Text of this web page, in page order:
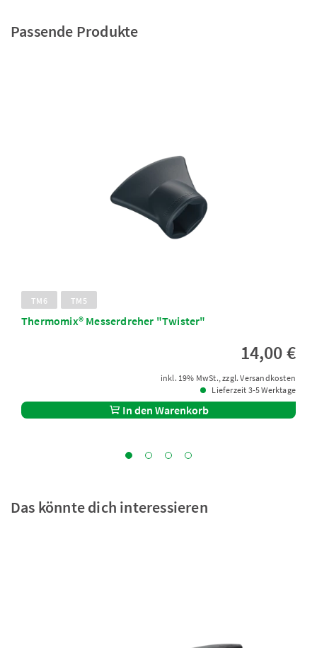
Passende Produkte
TM6 TM5
Thermomix® Messerdreher "Twister"
14,00 €
inkl. 19% MwSt., zzgl. Versandkosten
Lieferzeit 3-5 Werktage
In den Warenkorb
Das könnte dich interessieren